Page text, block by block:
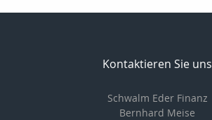
Kontaktieren Sie uns
Schwalm Eder Finanz
Bernhard Meise